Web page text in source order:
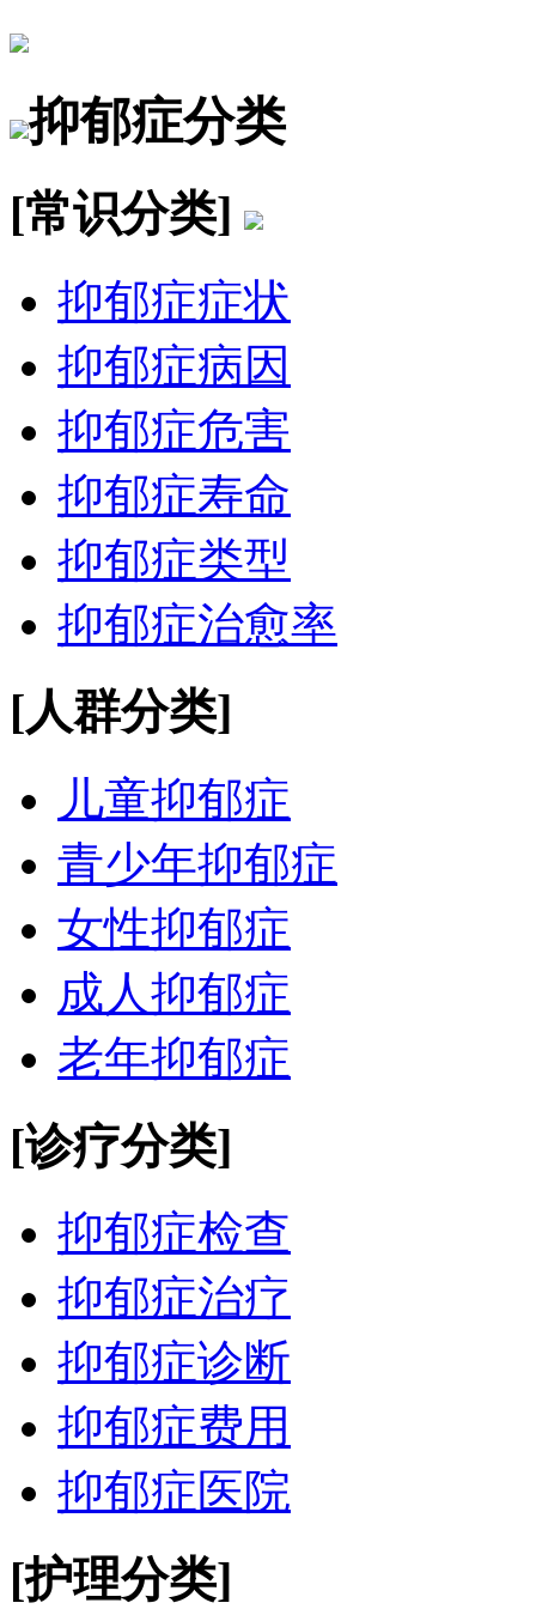
抑郁症分类
[常识分类]
抑郁症症状
抑郁症病因
抑郁症危害
抑郁症寿命
抑郁症类型
抑郁症治愈率
[人群分类]
儿童抑郁症
青少年抑郁症
女性抑郁症
成人抑郁症
老年抑郁症
[诊疗分类]
抑郁症检查
抑郁症治疗
抑郁症诊断
抑郁症费用
抑郁症医院
[护理分类]